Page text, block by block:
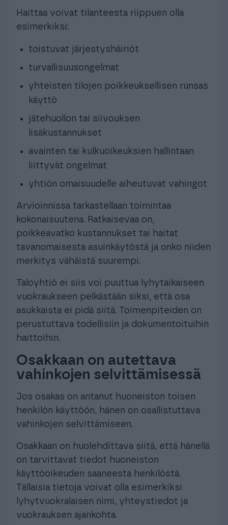
Haittaa voivat tilanteesta riippuen olla
esimerkiksi:
toistuvat järjestyshäiriöt
turvallisuusongelmat
yhteisten tilojen poikkeuksellisen runsas
käyttö
jätehuollon tai siivouksen
lisäkustannukset
avainten tai kulkuoikeuksien hallintaan
liittyvät ongelmat
yhtiön omaisuudelle aiheutuvat vahingot
Arvioinnissa tarkastellaan toimintaa
kokonaisuutena. Ratkaisevaa on,
poikkeavatko kustannukset tai haitat
tavanomaisesta asuinkäytöstä ja onko niiden
merkitys vähäistä suurempi.
Taloyhtiö ei siis voi puuttua lyhytaikaiseen
vuokraukseen pelkästään siksi, että osa
asukkaista ei pidä siitä. Toimenpiteiden on
perustuttava todellisiin ja dokumentoituihin
haittoihin.
Osakkaan on autettava
vahinkojen selvittämisessä
Jos osakas on antanut huoneiston toisen
henkilön käyttöön, hänen on osallistuttava
vahinkojen selvittämiseen.
Osakkaan on huolehdittava siitä, että hänellä
on tarvittavat tiedot huoneiston
käyttöoikeuden saaneesta henkilöstä.
Tällaisia tietoja voivat olla esimerkiksi
lyhytvuokralaisen nimi, yhteystiedot ja
vuokrauksen ajankohta.